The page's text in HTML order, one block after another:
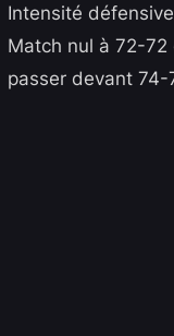
Intensité
Match nul à 72-
passer devant 74-